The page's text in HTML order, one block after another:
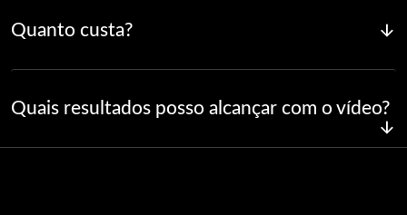
Quanto custa?
Quais resultados posso alcançar com o vídeo?